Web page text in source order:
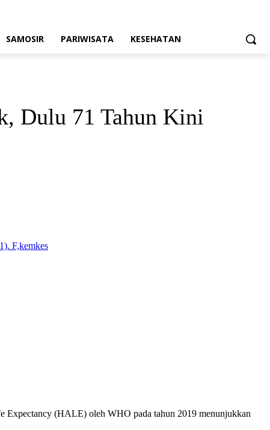
SAMOSIR PARIWISATA KESEHATAN
Dulu 71 Tahun Kini
Expectancy (HALE) oleh WHO pada tahun 2019 menunjukkan